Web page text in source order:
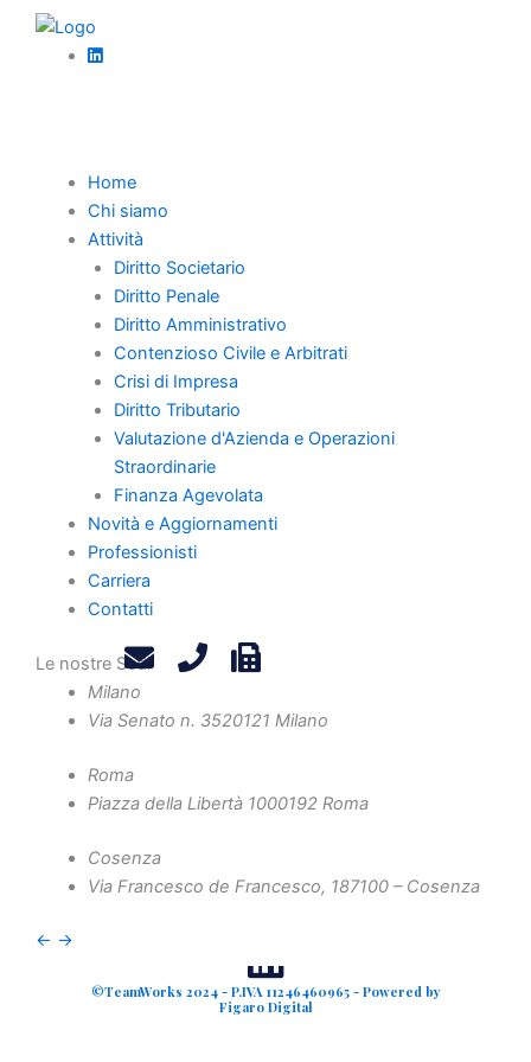
Home
Chi siamo
Attività
Diritto Societario
Diritto Penale
Diritto Amministrativo
Contenzioso Civile e Arbitrati
Crisi di Impresa
Diritto Tributario
Valutazione d'Azienda e Operazioni
Straordinarie
Finanza Agevolata
Novità e Aggiornamenti
Professionisti
Carriera
Contatti
Le nostre Sedi
Milano
Via Senato n. 3520121 Milano
Roma
Piazza della Libertà 1000192 Roma
Cosenza
Via Francesco de Francesco, 187100 – Cosenza
← →
Diritto societario
Adeguati assetti organizzativi nelle società
Home
Chi Siamo
Professionisti
Novità e Aggiornamenti
Carriera
Contatti
Privacy Policy
Legals
Attività
Diritto Tributario
Crisi d'Impresa
Contenzioso Civile e Arbitrati
Valutazione d'Azienda e Operazioni Straordinarie
Finanza Agevolata
©TeamWorks 2024 - P.IVA 11246460965 - Powered by
Figaro Digital